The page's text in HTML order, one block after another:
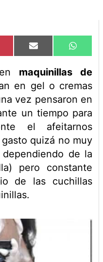
Compartir
en
Email
en
maquinillas de
en gel o cremas
vez pensaron en
un tiempo para
el afeitarnos
quizá no muy
de la
pero constante
de las cuchillas